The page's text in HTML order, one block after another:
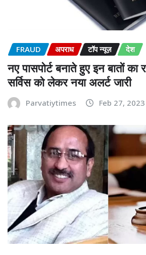
FRAUD अपराध टॉप न्यूज़ देश
नए पासपोर्ट बनाते हुए इन बातों का
सर्विस को लेकर नया अलर्ट जारी
Parvatiytimes Feb 27, 2023